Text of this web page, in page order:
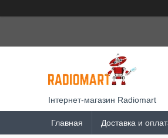
Інтернет-магазин Radiomart
Главная Доставка и